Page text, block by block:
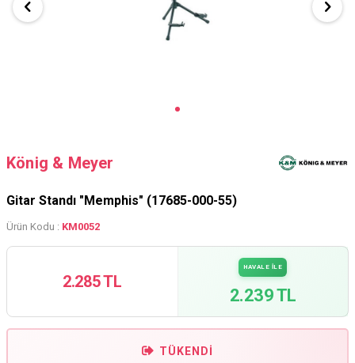
König & Meyer
Gitar Standı "Memphis" (17685-000-55)
Ürün Kodu : KM0052
2.285 TL
HAVALE İLE
2.239 TL
TÜKENDI